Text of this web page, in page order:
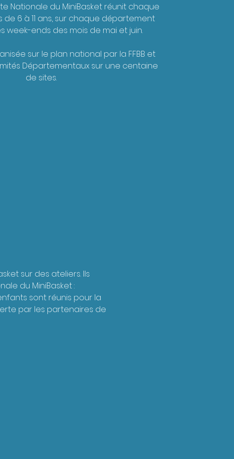
Nationale du MiniBasket réunit chaque
6 à 11 ans, sur chaque département
week-ends des mois de mai et juin.
sur le plan national par la FFBB et
Départementaux sur une centaine
de sites.
sur des ateliers. Ils
du MiniBasket :
sont réunis pour la
par les partenaires de